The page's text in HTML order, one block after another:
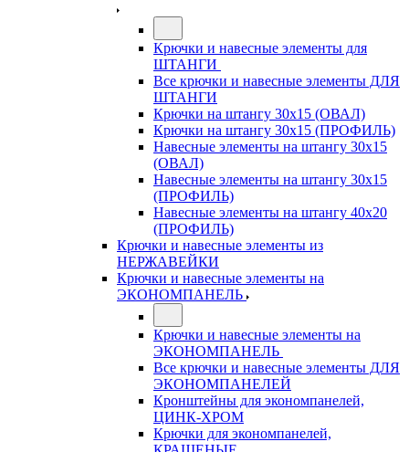
Крючки и навесные элементы для
ШТАНГИ
Все крючки и навесные элементы ДЛЯ
ШТАНГИ
Крючки на штангу 30х15 (ОВАЛ)
Крючки на штангу 30х15 (ПРОФИЛЬ)
Навесные элементы на штангу 30х15
(ОВАЛ)
Навесные элементы на штангу 30х15
(ПРОФИЛЬ)
Навесные элементы на штангу 40х20
(ПРОФИЛЬ)
Крючки и навесные элементы из
НЕРЖАВЕЙКИ
Крючки и навесные элементы на
ЭКОНОМПАНЕЛЬ
Крючки и навесные элементы на
ЭКОНОМПАНЕЛЬ
Все крючки и навесные элементы ДЛЯ
ЭКОНОМПАНЕЛЕЙ
Кронштейны для экономпанелей,
ЦИНК-ХРОМ
Крючки для экономпанелей,